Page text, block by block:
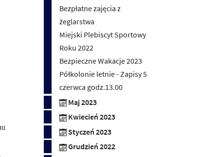
Bezpłatne zajęcia z
żeglarstwa
Miejski Plebiscyt Sportowy
Roku 2022
Bezpieczne Wakacje 2023
Półkolonie letnie - Zapisy 5
czerwca godz.13.00
Maj 2023
Kwiecień 2023
Styczeń 2023
Grudzień 2022